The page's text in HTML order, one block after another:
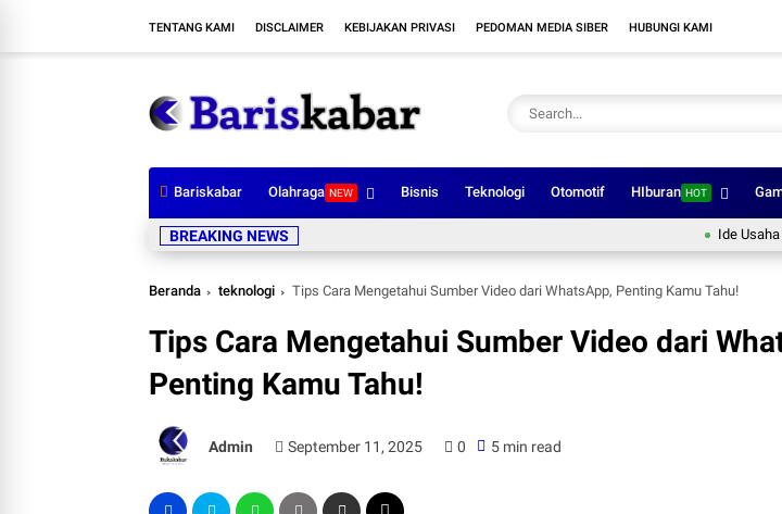
TENTANG KAMI DISCLAIMER KEBIJAKAN PRIVASI PEDOMAN MEDIA SIBER HUBUNGI KAMI
Bariskabar Olahraga NEW Bisnis Teknologi Otomotif HIburan HOT
BREAKING NEWS Ide Usaha
Beranda teknologi Tips Cara Mengetahui Sumber Video dari WhatsApp, Penting Kamu Tahu!
Tips Cara Mengetahui Sumber Video dari
Penting Kamu Tahu!
Admin September 11, 2025 0 5 min read